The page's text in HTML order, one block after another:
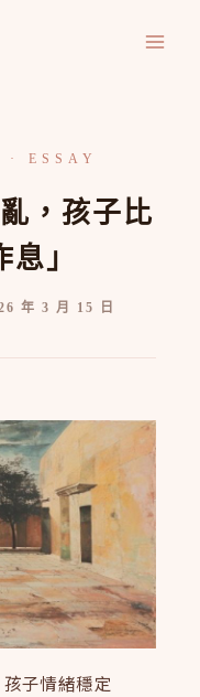
，孩子比
」
年 3 月 15 日
子情緒穩定